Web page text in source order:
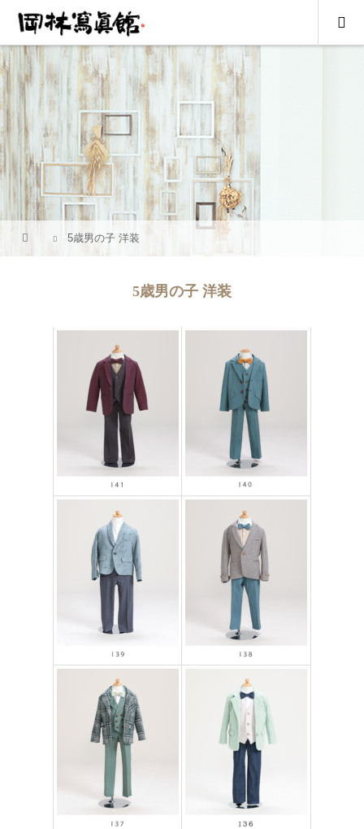
5歳男の子 洋装
5歳男の子 洋装